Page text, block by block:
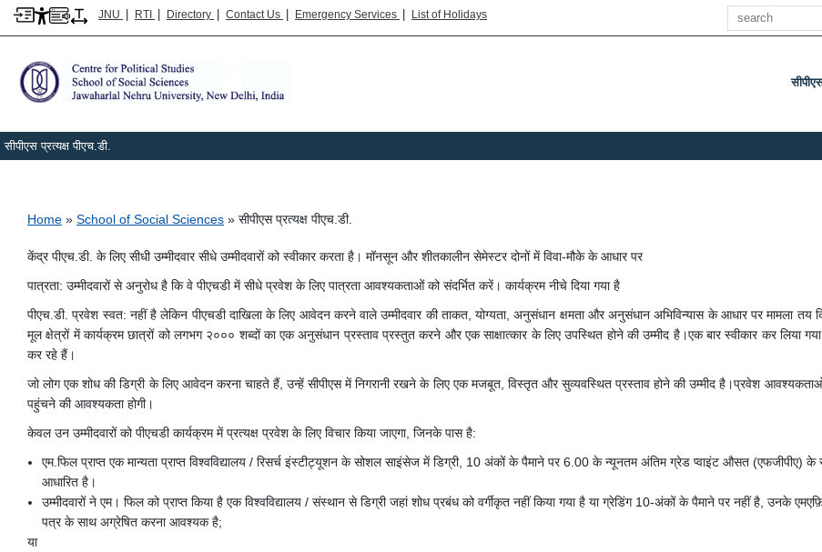
JNU | RTI | Directory | Contact Us | Emergency Services | List of Holidays
Search
सीपीएस प्रत्यक्ष पीएच.डी.
Breadcrumb
Home School of Social Sciences सीपीएस प्रत्यक्ष पीएच.डी.
केंद्र पीएच.डी. के लिए सीधी उम्मीदवार सीधे उम्मीदवारों को स्वीकार करता है। मॉनसून और शीतकालीन सेमेस्टर दोनों में विवा-मौके के आधार पर
पात्रता: उम्मीदवारों से अनुरोध है कि वे पीएचडी में सीधे प्रवेश के लिए पात्रता आवश्यकताओं को संदर्भित करें। कार्यक्रम नीचे दिया गया है
पीएच.डी. प्रवेश स्वत: नहीं है लेकिन पीएचडी दाखिला के लिए आवेदन करने वाले उम्मीदवार की ताकत, योग्यता, अनुसंधान क्षमता और अनुसंधान अभिविन्यास के आधार पर मामला
मूल क्षेत्रों में कार्यक्रम छात्रों को लगभग २००० शब्दों का एक अनुसंधान प्रस्ताव प्रस्तुत करने और एक साक्षात्कार के लिए उपस्थित होने की उम्मीद है।एक बार स्वीकार कर लिया गया
कर रहे हैं।
जो लोग एक शोध की डिग्री के लिए आवेदन करना चाहते हैं, उन्हें सीपीएस में निगरानी रखने के लिए एक मजबूत, विस्तृत और सुव्यवस्थित प्रस्ताव होने की उम्मीद है।प्रवेश
पहुंचने की आवश्यकता होगी।
केवल उन उम्मीदवारों को पीएचडी कार्यक्रम में प्रत्यक्ष प्रवेश के लिए विचार किया जाएगा, जिनके पास है:
एम.फिल प्राप्त एक मान्यता प्राप्त विश्वविद्यालय / रिसर्च इंस्टीट्यूशन के सोशल साइंसेज में डिग्री, 10 अंकों के पैमाने पर 6.00 के न्यूनतम अंतिम ग्रेड प्वाइंट औसत
आधारित है।
उम्मीदवारों ने एम। फिल को प्राप्त किया है एक विश्वविद्यालय / संस्थान से डिग्री जहां शोध प्रबंध को वर्गीकृत नहीं किया गया है या ग्रेडिंग 10-अंकों के पैमाने पर नहीं है,
पत्र के साथ अग्रेषित करना आवश्यक है;
या